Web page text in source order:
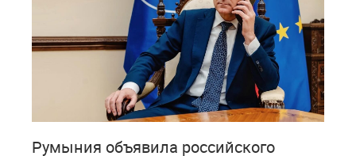
Румыния объявила российского